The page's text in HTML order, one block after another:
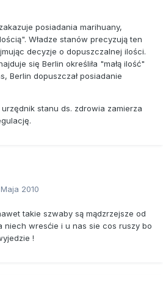
posiadania marihuany,
Władze stanów precyzują ten
decyzje o dopuszczalnej ilości.
się Berlin określiła "małą ilość"
Berlin dopuszczał posiadanie
stanu ds. zdrowia zamierza
2010
takie szwaby są mądzrzejsze od
wresćie i u nas sie cos ruszy bo
!